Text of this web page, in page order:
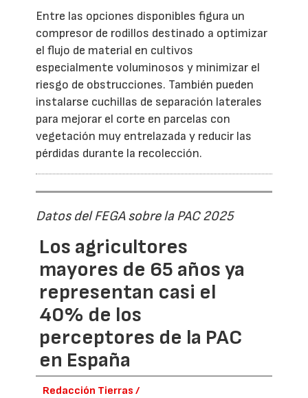
Entre las opciones disponibles figura un
compresor de rodillos destinado a optimizar
el flujo de material en cultivos
especialmente voluminosos y minimizar el
riesgo de obstrucciones. También pueden
instalarse cuchillas de separación laterales
para mejorar el corte en parcelas con
vegetación muy entrelazada y reducir las
pérdidas durante la recolección.
Datos del FEGA sobre la PAC 2025
Los agricultores
mayores de 65 años ya
representan casi el
40% de los
perceptores de la PAC
en España
Redacción Tierras /